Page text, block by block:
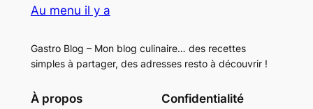
Au menu il y a
Gastro Blog – Mon blog culinaire… des recettes
simples à partager, des adresses resto à découvrir !
À propos Confidentialité